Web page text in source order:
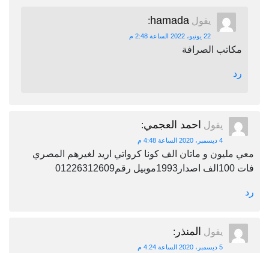
يقول hamada
:
22 يونيو، 2022 الساعة 2:48 م
مكاتب الصرافة
رد
يقول احمد العجمي:
4 ديسمبر، 2020 الساعة 4:48 م
معي مليون و ماتان الف كونا كرواتي اريد لغيرهم المصري
فات 100الف اصدار1993موبيل رقم01226312609
رد
يقول المنذر :
5 ديسمبر، 2020 الساعة 4:24 م